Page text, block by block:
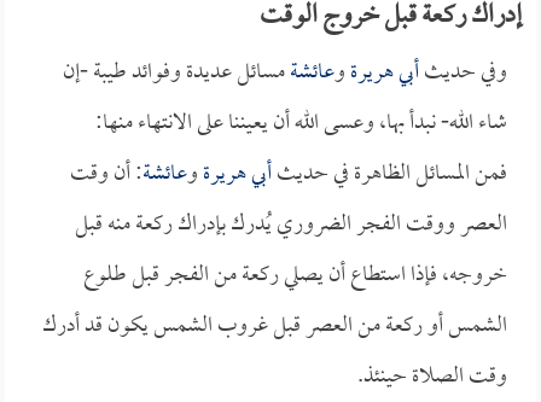
إدراك ركعة قبل خروج الوقت
وفي حديثأبي هريرةوعائشةمسائل عديدة وفوائد طيبة -إن
شاء الله- نبدأ بها، وعسى الله أن يعيننا على الانتهاء منها:
فمن المسائل الظاهرة في حديثأبي هريرةوعائشة: أن وقت
العصر ووقت الفجر الضروري يُدرك بإدراك ركعة منه قبل
خروجه، فإذا استطاع أن يصلي ركعة من الفجر قبل طلوع
الشمس أو ركعة من العصر قبل غروب الشمس يكون قد أدرك
وقت الصلاة حينئذ.